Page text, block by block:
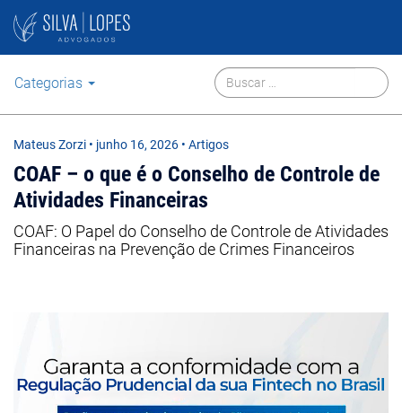
Categorias
Mateus Zorzi • junho 16, 2026 • Artigos
COAF – o que é o Conselho de Controle de
Atividades Financeiras
COAF: O Papel do Conselho de Controle de Atividades
Financeiras na Prevenção de Crimes Financeiros